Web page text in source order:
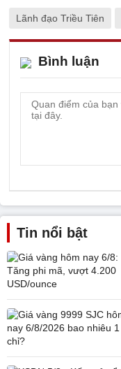
Lãnh đạo Triều Tiên
Bình luận
Tin nổi bật